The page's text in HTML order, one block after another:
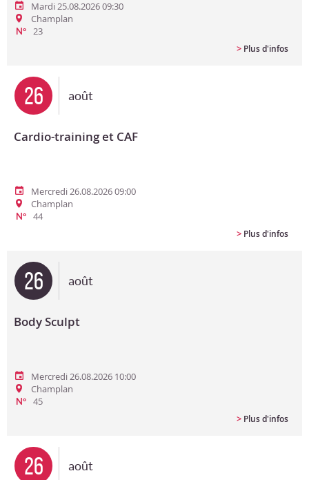
Mardi 25.08.2026 09:30
Champlan
N°
23
> Plus d'infos
26 août
Cardio-training et CAF
Mercredi 26.08.2026 09:00
Champlan
N°
44
> Plus d'infos
26 août
Body Sculpt
Mercredi 26.08.2026 10:00
Champlan
N°
45
> Plus d'infos
26 août